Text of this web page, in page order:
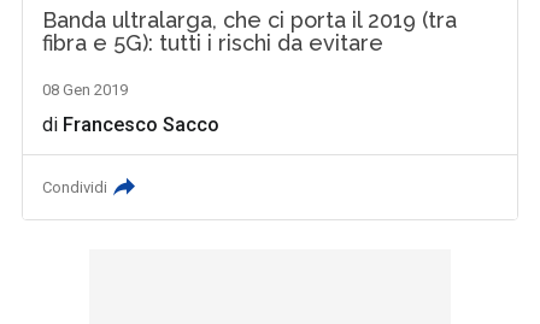
Banda ultralarga, che ci porta il 2019 (tra
fibra e 5G): tutti i rischi da evitare
08 Gen 2019
di Francesco Sacco
Condividi